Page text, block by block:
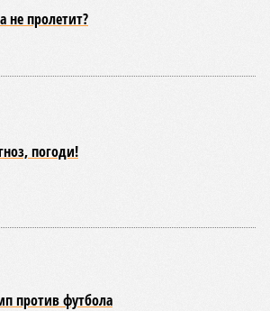
не пролетит?
погоди!
против футбола